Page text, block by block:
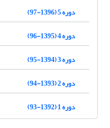
دوره 5 (1396-97)
دوره 4 (1395-96)
دوره 3 (1394-95)
دوره 2 (1393-94)
دوره 1 (1392-93)